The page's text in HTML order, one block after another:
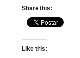
Share this:
Like this: